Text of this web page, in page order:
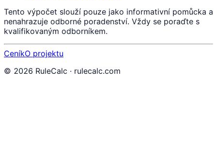
Tento výpočet slouží pouze jako informativní pomůcka a
nenahrazuje odborné poradenství. Vždy se poraďte s
kvalifikovaným odborníkem.
CeníkO projektu
© 2026 RuleCalc · rulecalc.com